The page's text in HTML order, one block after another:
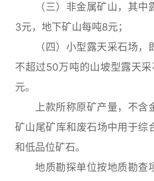
（三）非金属矿山，其中
3元，地下矿山每吨8元；
（四）小型露天采石场，
不超过50万吨的山坡型露天
元。
上款所称原矿产量，不含
矿山尾矿库和废石场中用于综
和低品位矿石。
地质勘探单位按地质勘查